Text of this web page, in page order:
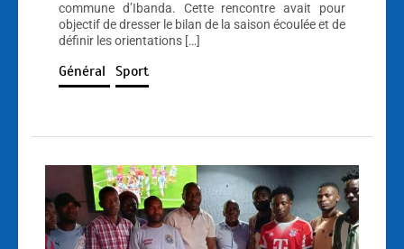
commune d’Ibanda. Cette rencontre avait pour
objectif de dresser le bilan de la saison écoulée et de
définir les orientations […]
Général Sport